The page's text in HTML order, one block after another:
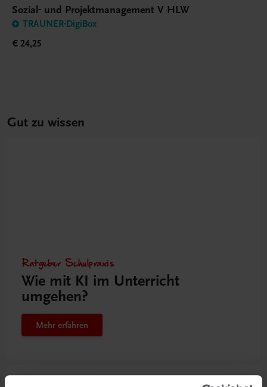
Sozial- und Projektmanagement V HLW
TRAUNER-DigiBox
€ 24,25
Gut zu wissen
Ratgeber Schulpraxis
Wie mit KI im Unterricht
umgehen?
Mehr erfahren